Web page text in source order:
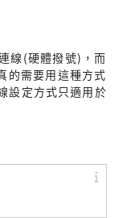
線(硬體撥號)，而
的需要用這種方式
設定方式只適用於